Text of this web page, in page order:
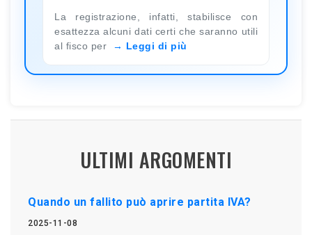
La registrazione, infatti, stabilisce con
esattezza alcuni dati certi che saranno utili
al fisco per
Leggi di più
ULTIMI ARGOMENTI
Quando un fallito può aprire partita IVA?
2025-11-08